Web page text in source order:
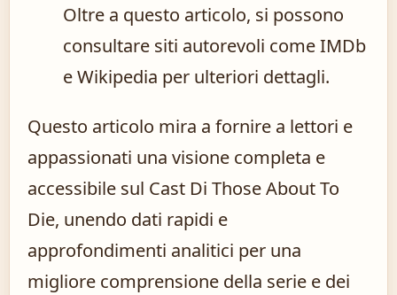
Oltre a questo articolo, si possono
consultare siti autorevoli come IMDb
e Wikipedia per ulteriori dettagli.
Questo articolo mira a fornire a lettori e
appassionati una visione completa e
accessibile sul Cast Di Those About To
Die, unendo dati rapidi e
approfondimenti analitici per una
migliore comprensione della serie e dei